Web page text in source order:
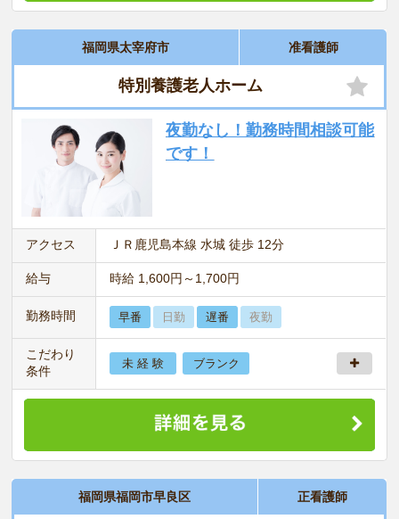
福岡県太宰府市 准看護師
特別養護老人ホーム
夜勤なし！勤務時間相談可能
です！
アクセス ＪＲ鹿児島本線 水城 徒歩 12分
給与 時給 1,600円～1,700円
勤務時間 早番 日勤 遅番 夜勤
こだわり
条件
未 経 験 ブランク
福岡県福岡市早良区 正看護師